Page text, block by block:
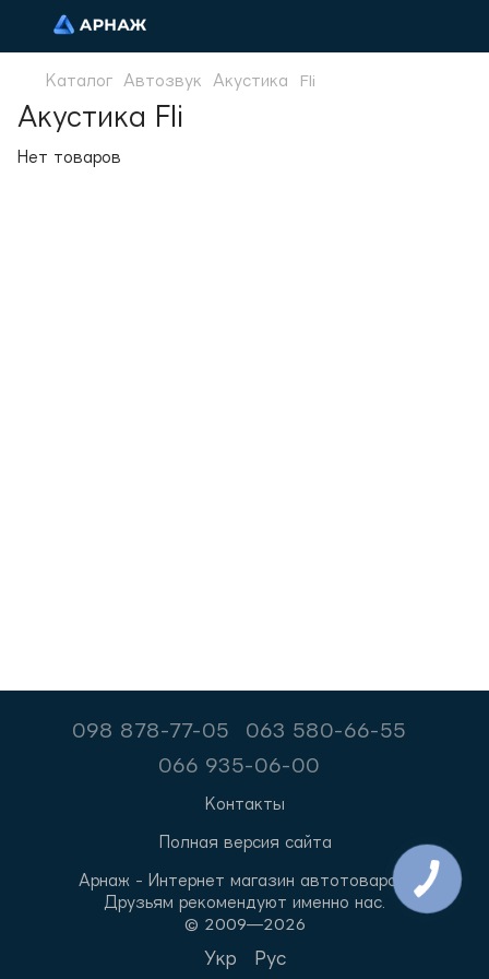
Каталог Автозвук Акустика Fli
Акустика Fli
Нет товаров
098 878-77-05
063 580-66-55
066 935-06-00
Контакты
Полная версия сайта
Арнаж - Интернет магазин автотоваров.
Друзьям рекомендуют именно нас.
© 2009—2026
Укр Рус